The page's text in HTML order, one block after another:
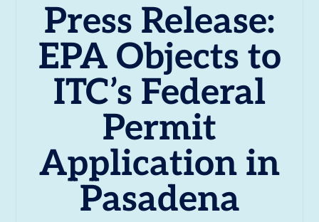
Press Release:
EPA Objects to
ITC’s Federal
Permit
Application in
Pasadena